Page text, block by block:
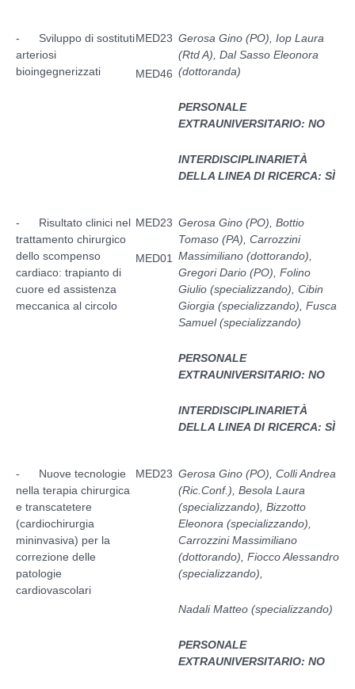
- Sviluppo di sostituti
arteriosi
bioingegnerizzati
MED23
MED46
Gerosa Gino (PO), Iop Laura
(Rtd A), Dal Sasso Eleonora
(dottoranda)
PERSONALE
EXTRAUNIVERSITARIO: NO
INTERDISCIPLINARIETÀ
DELLA LINEA DI RICERCA: SÌ
- Risultato clinici nel
trattamento chirurgico
dello scompenso
cardiaco: trapianto di
cuore ed assistenza
meccanica al circolo
MED23
MED01
Gerosa Gino (PO), Bottio
Tomaso (PA), Carrozzini
Massimiliano (dottorando),
Gregori Dario (PO), Folino
Giulio (specializzando), Cibin
Giorgia (specializzando), Fusca
Samuel (specializzando)
PERSONALE
EXTRAUNIVERSITARIO: NO
INTERDISCIPLINARIETÀ
DELLA LINEA DI RICERCA: SÌ
- Nuove tecnologie
nella terapia chirurgica
e transcatetere
(cardiochirurgia
mininvasiva) per la
correzione delle
patologie
cardiovascolari
MED23 Gerosa Gino (PO), Colli Andrea
(Ric.Conf.), Besola Laura
(specializzando), Bizzotto
Eleonora (specializzando),
Carrozzini Massimiliano
(dottorando), Fiocco Alessandro
(specializzando),
Nadali Matteo (specializzando)
PERSONALE
EXTRAUNIVERSITARIO: NO